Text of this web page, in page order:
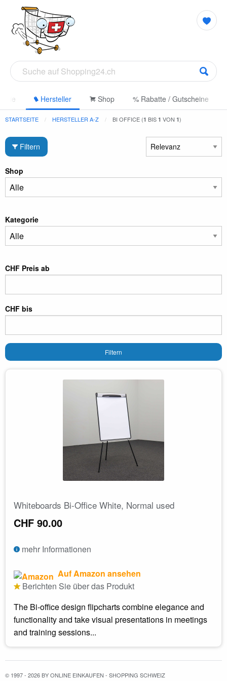
Hersteller Shop % Rabatte / Gutscheine
STARTSEITE HERSTELLER A-Z BI OFFICE (1 BIS 1 VON 1)
Filtern
Shop
Kategorie
CHF Preis ab
CHF bis
Filtern
Whiteboards Bi-Office White, Normal used
CHF 90.00
mehr Informationen
Auf Amazon ansehen
Berichten Sie über das Produkt
The Bi-office design flipcharts combine elegance and
functionality and take visual presentations in meetings
and training sessions...
© 1997 - 2026 BY ONLINE EINKAUFEN - SHOPPING SCHWEIZ